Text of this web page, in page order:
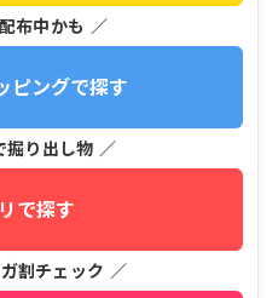
布中かも ／
ピングで探す
掘り出し物 ／
で探す
割チェック ／